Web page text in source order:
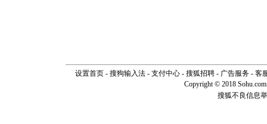
设置首页- 搜狗输入法- 支付中心- 搜狐招聘- 广告服务- 客
Copyright © 2018
搜狐不良信息